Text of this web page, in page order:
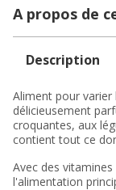
A propos de
Description
Aliment pour varier
délicieusement
croquantes, aux
contient tout ce
Avec des
l'alimentation